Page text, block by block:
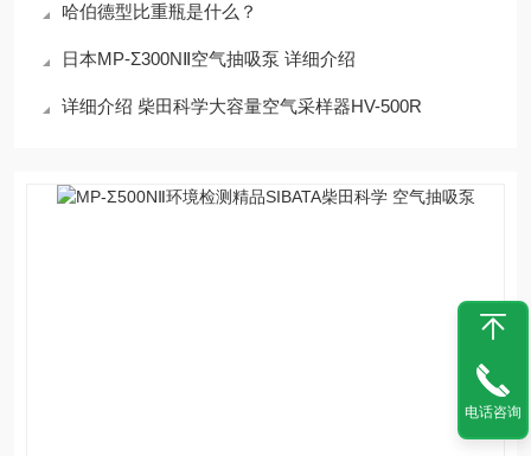
哈伯德型比重瓶是什么？
日本MP-Σ300NⅡ空气抽吸泵 详细介绍
详细介绍 柴田科学大容量空气采样器HV-500R
电话咨询